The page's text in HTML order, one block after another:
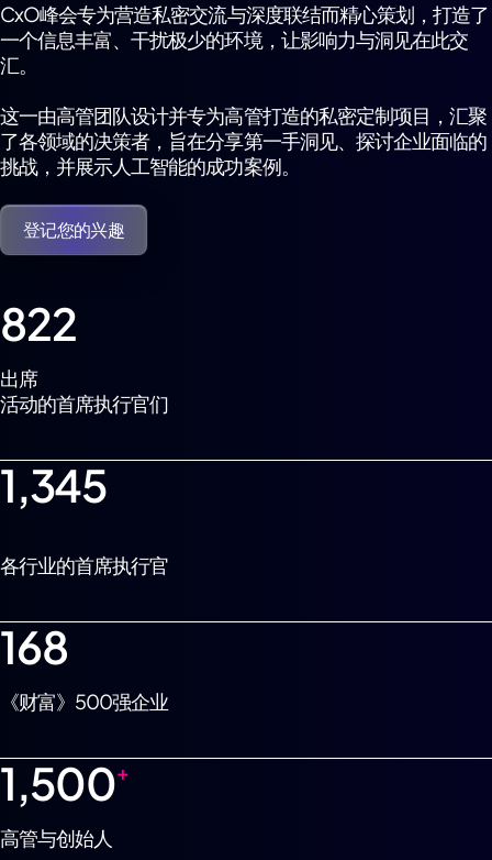
CxO峰会专为营造私密交流与深度联结而精心策划，打造了
一个信息丰富、干扰极少的环境，让影响力与洞见在此交
汇。
这一由高管团队设计并专为高管打造的私密定制项目，汇聚
了各领域的决策者，旨在分享第一手洞见、探讨企业面临的
挑战，并展示人工智能的成功案例。
登记您的兴趣
822
出席
活动的首席执行官们
1,345
各行业的首席执行官
168
《财富》500强企业
1,500+
高管与创始人